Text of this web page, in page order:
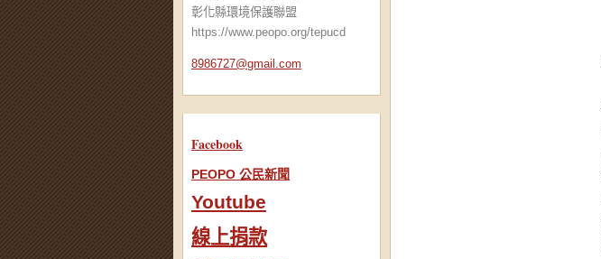
彰化縣環境保護聯盟
https://www.peopo.org/tepucd
8986727@gmail.com
Facebook
PEOPO 公民新聞
Youtube
線上捐款